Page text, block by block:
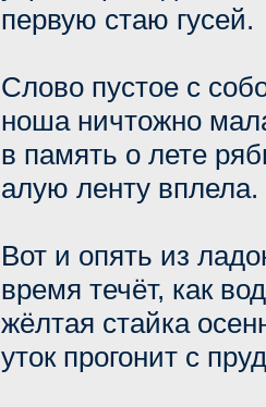
первую стаю гусей.
Слово пустое с
ноша ничтожно
в память о лете
алую ленту вплела.
Вот и опять из
время течёт, как
жёлтая стайка
уток прогонит с